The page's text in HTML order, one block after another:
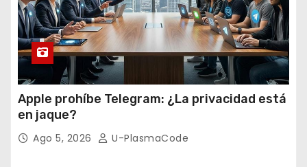
Apple prohíbe Telegram: ¿La privacidad está
en jaque?
Ago 5, 2026 U-PlasmaCode